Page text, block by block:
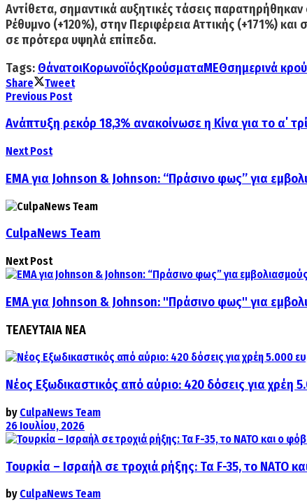
Αντίθετα, σημαντικά αυξητικές τάσειςπαρατηρήθηκαν
Ρέθυμνο (+120%), στην Περιφέρεια Αττικής (+171%) και
σε πρότερα υψηλά επίπεδα.
Tags: ΘάνατοιΚορωνοϊόςΚρούσματαΜΕΘσημερινά
Share
Tweet
Previous Post
Ανάπτυξη ρεκόρ 18,3% ανακοίνωσε η Κίνα για το α΄
Next Post
ΕΜΑ για Johnson & Johnson: “Πράσινο φως” για
CulpaNews Team
Next Post
ΕΜΑ για Johnson & Johnson: "Πράσινο φως" για
ΤΕΛΕΥΤΑΙΑ ΝΕΑ
Νέος Εξωδικαστικός από αύριο: 420 δόσεις για χρέη
by CulpaNews Team
26 Ιουλίου, 2026
Τουρκία – Ισραήλ σε τροχιά ρήξης: Τα F-35, το ΝΑΤΟ
by CulpaNews Team